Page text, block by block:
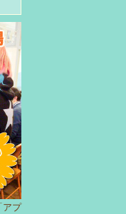
アプ